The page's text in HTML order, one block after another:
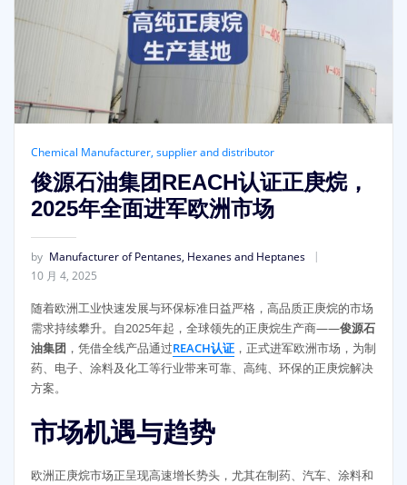
Chemical Manufacturer, supplier and distributor
俊源石油集团REACH认证正庚烷，
2025年全面进军欧洲市场
by Manufacturer of Pentanes, Hexanes and Heptanes
10 月 4, 2025
随着欧洲工业快速发展与环保标准日益严格，高品质正庚烷的市场
需求持续攀升。自2025年起，全球领先的正庚烷生产商——俊源石
油集团 ，凭借全线产品通过REACH认证，正式进军欧洲市场，为制
药、电子、涂料及化工等行业带来可靠、高纯、环保的正庚烷解决
方案。
市场机遇与趋势
欧洲正庚烷市场正呈现高速增长势头，尤其在制药、汽车、涂料和